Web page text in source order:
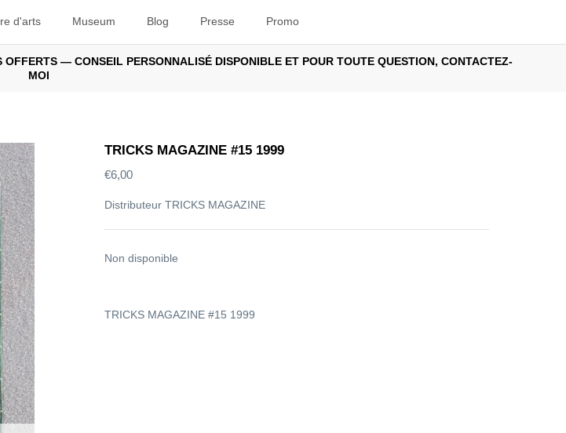
d'arts Museum Blog Presse Promo
— CONSEIL PERSONNALISÉ DISPONIBLE ET POUR TOUTE QUESTION, CONTACTEZ-
MOI
TRICKS MAGAZINE #15 1999
€6,00
Distributeur TRICKS MAGAZINE
Non disponible
TRICKS MAGAZINE #15 1999